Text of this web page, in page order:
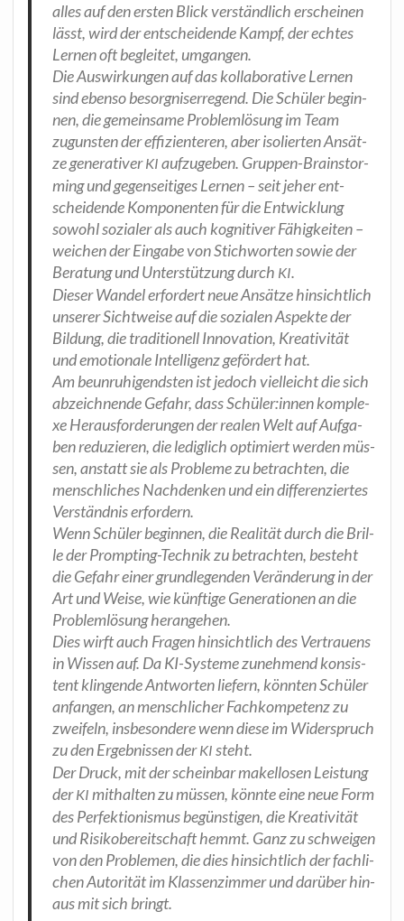
alles auf den ers­ten Blick ver­ständ­lich erschei­nen
lässt, wird der ent­schei­den­de Kampf, der ech­tes
Ler­nen oft beglei­tet, umgangen.
Die Aus­wir­kun­gen auf das kol­la­bo­ra­ti­ve Ler­nen
sind eben­so besorg­nis­er­re­gend. Die Schü­ler begin­
nen, die gemein­sa­me Pro­blem­lö­sung im Team
zuguns­ten der effi­zi­en­te­ren, aber iso­lier­ten Ansät­
ze gene­ra­ti­verKI auf­zu­ge­ben. Grup­pen-Brain­stor­
ming und gegen­sei­ti­ges Ler­nen – seit jeher ent­
schei­den­de Kom­po­nen­ten für die Ent­wick­lung
sowohl sozia­ler als auch kogni­ti­ver Fähig­kei­ten –
wei­chen der Ein­ga­be von Stich­wor­ten sowie der
Bera­tung und Unter­stüt­zung durch KI.
Die­ser Wan­del erfor­dert neue Ansät­ze hin­sicht­lich
unse­rer Sicht­wei­se auf die sozia­len Aspek­te der
Bil­dung, die tra­di­tio­nell Inno­va­ti­on, Krea­ti­vi­tät
und emo­tio­na­le Intel­li­genz geför­dert hat.
Am beun­ru­hi­gends­ten ist jedoch viel­leicht die sich
abzeich­nen­de Gefahr, dass Schüler:innen kom­ple­
xe Her­aus­for­de­run­gen der rea­len Welt auf Auf­ga­
ben redu­zie­ren, die ledig­lich opti­miert wer­den müs­
sen, anstatt sie als Pro­ble­me zu betrach­ten, die
mensch­li­ches Nach­den­ken und ein dif­fe­ren­zier­tes
Ver­ständ­nis erfordern.
Wenn Schü­ler begin­nen, die Rea­li­tät durch die Bril­
le der Promp­ting-Tech­nik zu betrach­ten, besteht
die Gefahr einer grund­le­gen­den Ver­än­de­rung in der
Art und Wei­se, wie künf­ti­ge Gene­ra­tio­nen an die
Pro­blem­lö­sung herangehen.
Dies wirft auch Fra­gen hin­sicht­lich des Ver­trau­ens
in Wis­sen auf. Da KI-Sys­te­me zuneh­mend kon­sis­
tent klin­gen­de Ant­wor­ten lie­fern, könn­ten Schü­ler
anfan­gen, an mensch­li­cher Fach­kom­pe­tenz zu
zwei­feln, ins­be­son­de­re wenn die­se im Wider­spruch
zu den Ergeb­nis­sen derKI steht.
Der Druck, mit der schein­bar makel­lo­sen Leis­tung
derKI mit­hal­ten zu müs­sen, könn­te eine neue Form
des Per­fek­tio­nis­mus begüns­ti­gen, die Krea­ti­vi­tät
und Risi­ko­be­reit­schaft hemmt. Ganz zu schwei­gen
von den Pro­ble­men, die dies hin­sicht­lich der fach­li­
chen Auto­ri­tät im Klas­sen­zim­mer und dar­über hin­
aus mit sich bringt.